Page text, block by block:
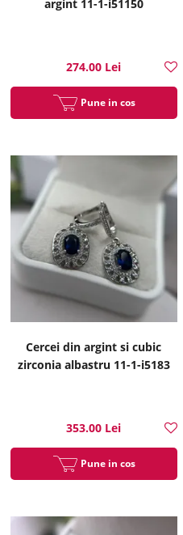
argint 11-1-i51150
274.00 Lei
Pune in cos
Cercei din argint si cubic
zirconia albastru 11-1-i5183
353.00 Lei
Pune in cos